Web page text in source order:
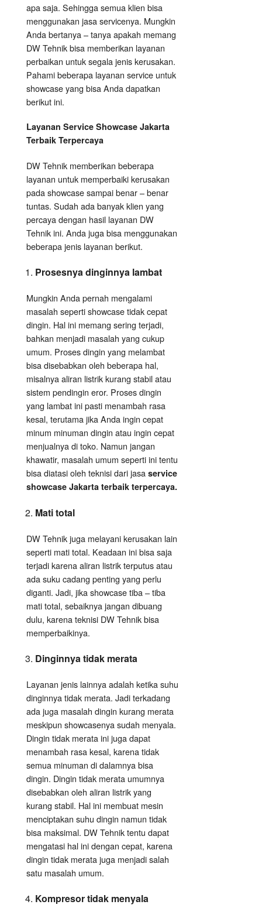
apa saja. Sehingga semua klien bisa
menggunakan jasa servicenya. Mungkin
Anda bertanya – tanya apakah memang
DW Tehnik bisa memberikan layanan
perbaikan untuk segala jenis kerusakan.
Pahami beberapa layanan service untuk
showcase yang bisa Anda dapatkan
berikut ini.
Layanan Service Showcase Jakarta
Terbaik Terpercaya
DW Tehnik memberikan beberapa
layanan untuk memperbaiki kerusakan
pada showcase sampai benar – benar
tuntas. Sudah ada banyak klien yang
percaya dengan hasil layanan DW
Tehnik ini. Anda juga bisa menggunakan
beberapa jenis layanan berikut.
Prosesnya dinginnya lambat
Mungkin Anda pernah mengalami
masalah seperti showcase tidak cepat
dingin. Hal ini memang sering terjadi,
bahkan menjadi masalah yang cukup
umum. Proses dingin yang melambat
bisa disebabkan oleh beberapa hal,
misalnya aliran listrik kurang stabil atau
sistem pendingin eror. Proses dingin
yang lambat ini pasti menambah rasa
kesal, terutama jika Anda ingin cepat
minum minuman dingin atau ingin cepat
menjualnya di toko. Namun jangan
khawatir, masalah umum seperti ini tentu
bisa diatasi oleh teknisi dari jasa service
showcase Jakarta terbaik terpercaya.
Mati total
DW Tehnik juga melayani kerusakan lain
seperti mati total. Keadaan ini bisa saja
terjadi karena aliran listrik terputus atau
ada suku cadang penting yang perlu
diganti. Jadi, jika showcase tiba – tiba
mati total, sebaiknya jangan dibuang
dulu, karena teknisi DW Tehnik bisa
memperbaikinya.
Dinginnya tidak merata
Layanan jenis lainnya adalah ketika suhu
dinginnya tidak merata. Jadi terkadang
ada juga masalah dingin kurang merata
meskipun showcasenya sudah menyala.
Dingin tidak merata ini juga dapat
menambah rasa kesal, karena tidak
semua minuman di dalamnya bisa
dingin. Dingin tidak merata umumnya
disebabkan oleh aliran listrik yang
kurang stabil. Hal ini membuat mesin
menciptakan suhu dingin namun tidak
bisa maksimal. DW Tehnik tentu dapat
mengatasi hal ini dengan cepat, karena
dingin tidak merata juga menjadi salah
satu masalah umum.
Kompresor tidak menyala